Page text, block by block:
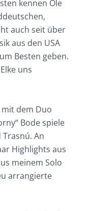
kennen Ole
auch seit über
aus den USA
Besten geben.
uns
mit dem Duo
Bode spiele
An
Highlights aus
meinem Solo
arrangierte